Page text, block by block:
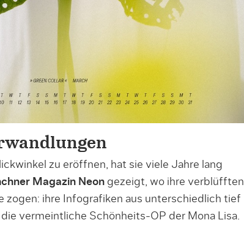
zu eröffnen, hat sie viele Jahre lang
Magazin Neongezeigt, wo ihre verblüfften
zogen: ihre Infografiken aus unterschiedlich tief
vermeintliche Schönheits-OP der Mona Lisa.